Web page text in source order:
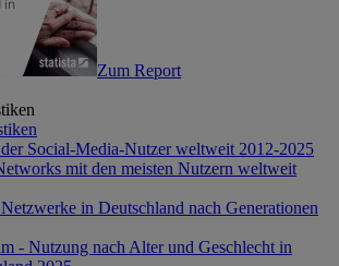
Zum Report
Social-Media-Nutzer weltweit 2012-2025
mit den meisten Nutzern weltweit
in Deutschland nach Generationen
- Nutzung nach Alter und Geschlecht in